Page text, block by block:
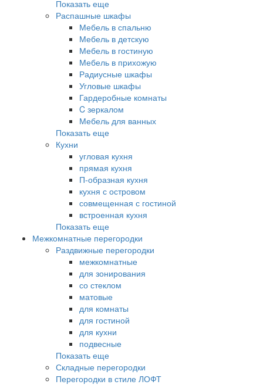
Показать еще
Распашные шкафы
Мебель в спальню
Мебель в детскую
Мебель в гостиную
Мебель в прихожую
Радиусные шкафы
Угловые шкафы
Гардеробные комнаты
C зеркалом
Мебель для ванных
Показать еще
Кухни
угловая кухня
прямая кухня
П-образная кухня
кухня с островом
совмещенная с гостиной
встроенная кухня
Показать еще
Межкомнатные перегородки
Раздвижные перегородки
межкомнатные
для зонирования
со стеклом
матовые
для комнаты
для гостиной
для кухни
подвесные
Показать еще
Складные перегородки
Перегородки в стиле ЛОФТ